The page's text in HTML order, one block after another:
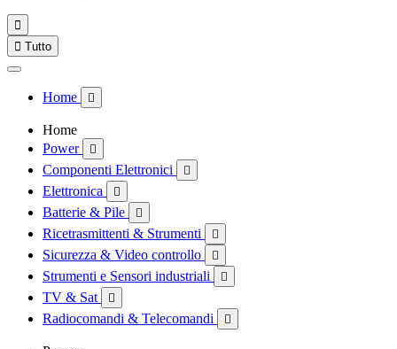

 Tutto
Home 
Home
Power

Componenti Elettronici 
Elettronica 
Batterie & Pile 
Ricetrasmittenti & Strumenti 
Sicurezza & Video controllo 
Strumenti e Sensori industriali 
TV & Sat 
Radiocomandi & Telecomandi 